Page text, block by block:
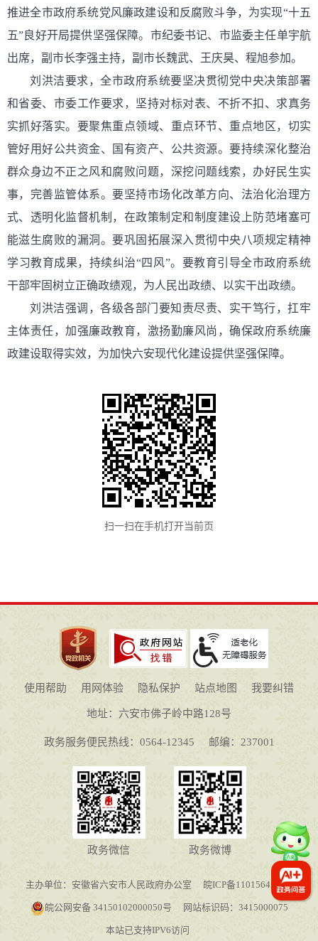
推进全市政府系统党风廉政建设和反腐败斗争，为实现“十五
五”良好开局提供坚强保障。市纪委书记、市监委主任单宇航
出席，副市长李强主持，副市长魏武、王庆昊、程旭参加。
刘洪洁要求，全市政府系统要坚决贯彻党中央决策部署
和省委、市委工作要求，坚持对标对表、不折不扣、求真务
实抓好落实。要聚焦重点领域、重点环节、重点地区，切实
管好用好公共资金、国有资产、公共资源。要持续深化整治
群众身边不正之风和腐败问题，深挖问题线索，办好民生实
事，完善监管体系。要坚持市场化改革方向、法治化治理方
式、透明化监督机制，在政策制定和制度建设上防范堵塞可
能滋生腐败的漏洞。要巩固拓展深入贯彻中央八项规定精神
学习教育成果，持续纠治“四风”。要教育引导全市政府系统
干部牢固树立正确政绩观，为人民出政绩、以实干出政绩。
刘洪洁强调，各级各部门要知责尽责、实干笃行，扛牢
主体责任，加强廉政教育，激扬勤廉风尚，确保政府系统廉
政建设取得实效，为加快六安现代化建设提供坚强保障。
扫一扫在手机打开当前页
使用帮助 用网体验 隐私保护 站点地图 我要纠错
地址：六安市佛子岭中路128号
政务服务便民热线：0564-12345 邮编：237001
政务微信 政务微博
主办单位：安徽省六安市人民政府办公室 皖ICP备11015645号-1
皖公网安备 34150102000050号 网站标识码：3415000075
本站已支持IPV6访问